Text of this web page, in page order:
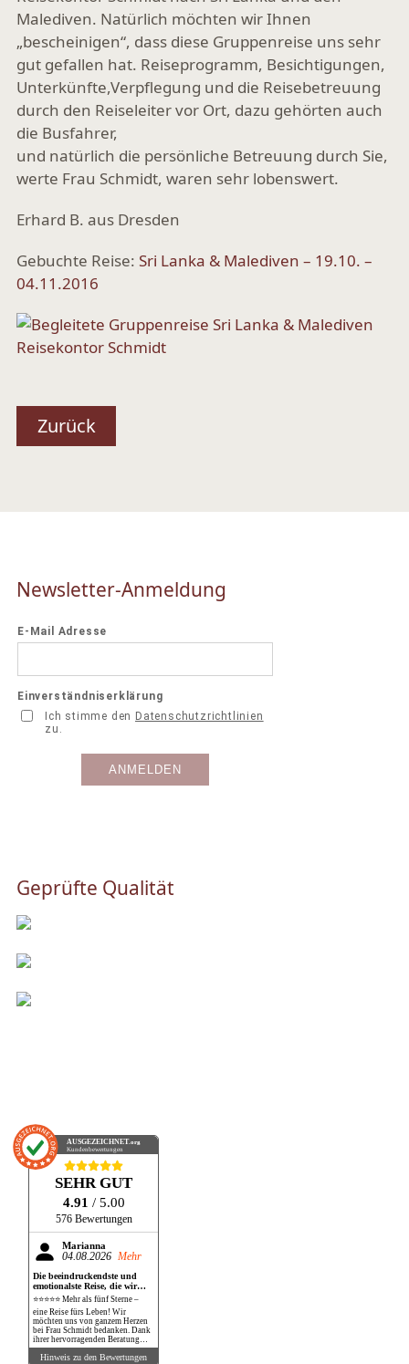
Malediven. Natürlich möchten wir Ihnen
„bescheinigen“, dass diese Gruppenreise uns sehr
gut gefallen hat. Reiseprogramm, Besichtigungen,
Unterkünfte,Verpflegung und die Reisebetreuung
durch den Reiseleiter vor Ort, dazu gehörten auch
die Busfahrer,
und natürlich die persönliche Betreuung durch Sie,
werte Frau Schmidt, waren sehr lobenswert.
Erhard B. aus Dresden
Gebuchte Reise: Sri Lanka & Malediven – 19.10. –
04.11.2016
Zurück
Newsletter-Anmeldung
Geprüfte Qualität
AUSGEZEICHNET.org
Kundenbewertungen
SEHR GUT
4.91 / 5.00
576 Bewertungen
Marianna
04.08.2026 Mehr
Die beeindruckendste und
emotionalste Reise, die wir
bisher gemacht haben!
⭐⭐⭐⭐⭐ Mehr als fünf Sterne –
eine Reise fürs Leben! Wir
möchten uns von ganzem Herzen
bei Frau Schmidt bedanken. Dank
ihrer hervorragenden Beratung
und perfekten Organisation
durften wir eine Reise erleben, die
Hinweis zu den Bewertungen